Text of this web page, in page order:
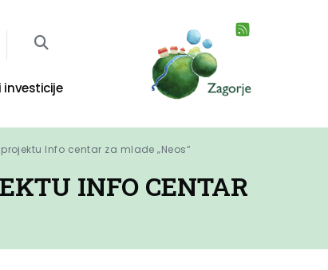
investicije
Info centar za mlade „Neos“
INFO CENTAR